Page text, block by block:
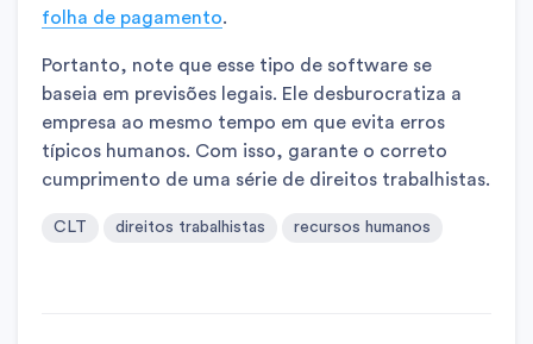
folha de pagamento.
Portanto, note que esse tipo de software se
baseia em previsões legais. Ele desburocratiza a
empresa ao mesmo tempo em que evita erros
típicos humanos. Com isso, garante o correto
cumprimento de uma série de direitos trabalhistas.
CLT direitos trabalhistas recursos humanos